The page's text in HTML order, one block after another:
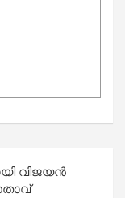
വിജയന്‍